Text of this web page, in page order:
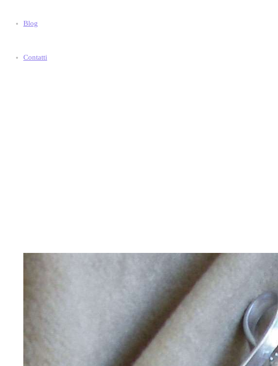
Blog
Contatti